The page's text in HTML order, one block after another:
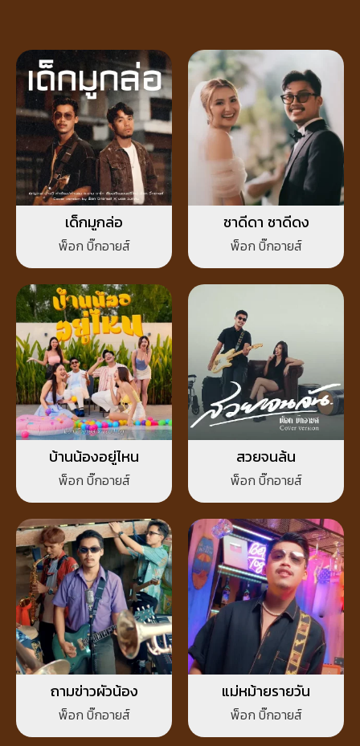
เด็กมูกล่อ
พ็อก บิ๊กอายส์
ชาดีดา ชาดีดง
พ็อก บิ๊กอายส์
บ้านน้องอยู่ไหน
พ็อก บิ๊กอายส์
สวยจนล้น
พ็อก บิ๊กอายส์
ถามข่าวผัวน้อง
พ็อก บิ๊กอายส์
แม่หม้ายรายวัน
พ็อก บิ๊กอายส์